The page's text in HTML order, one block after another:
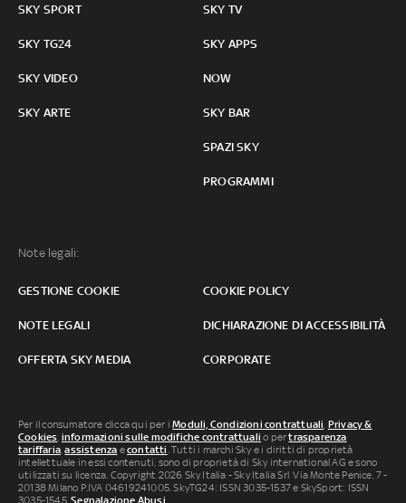
SKY SPORT
SKY TG24
SKY VIDEO
SKY ARTE
SKY TV
SKY APPS
NOW
SKY BAR
SPAZI SKY
PROGRAMMI
Note legali:
GESTIONE COOKIE COOKIE POLICY
NOTE LEGALI DICHIARAZIONE DI ACCESSIBILITÀ
OFFERTA SKY MEDIA CORPORATE
Per il consumatore clicca qui per iModuli, Condizioni contrattuali, Privacy &
Cookies, informazioni sulle modifiche contrattuali o pertrasparenza
tariffaria,assistenza econtatti. Tutti i marchi Sky e i diritti di proprietà
intellettuale in essi contenuti, sono di proprietà di Sky international AG e sono
utilizzati su licenza. Copyright 2026 Sky Italia - Sky Italia Srl Via Monte Penice, 7 -
20138 Milano P.IVA 04619241005. SkyTG24: ISSN 3035-1537 e SkySport: ISSN
3035-1545.Segnalazione Abusi